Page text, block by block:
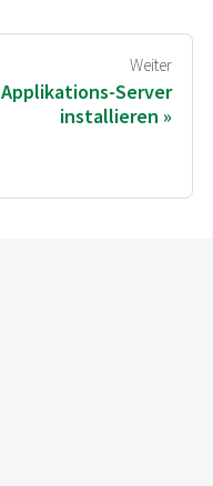
Weiter
Applikations-Server
installieren